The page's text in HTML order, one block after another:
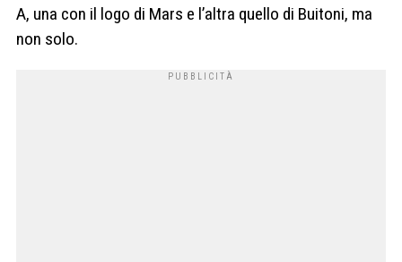
A, una con il logo di Mars e l’altra quello di Buitoni, ma
non solo.